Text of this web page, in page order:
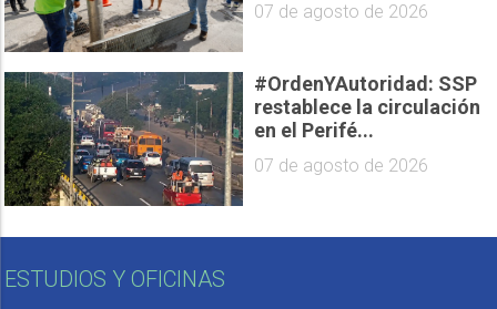
07 de agosto de 2026
#OrdenYAutoridad: SSP
restablece la circulación
en el Perifé...
07 de agosto de 2026
ESTUDIOS Y OFICINAS